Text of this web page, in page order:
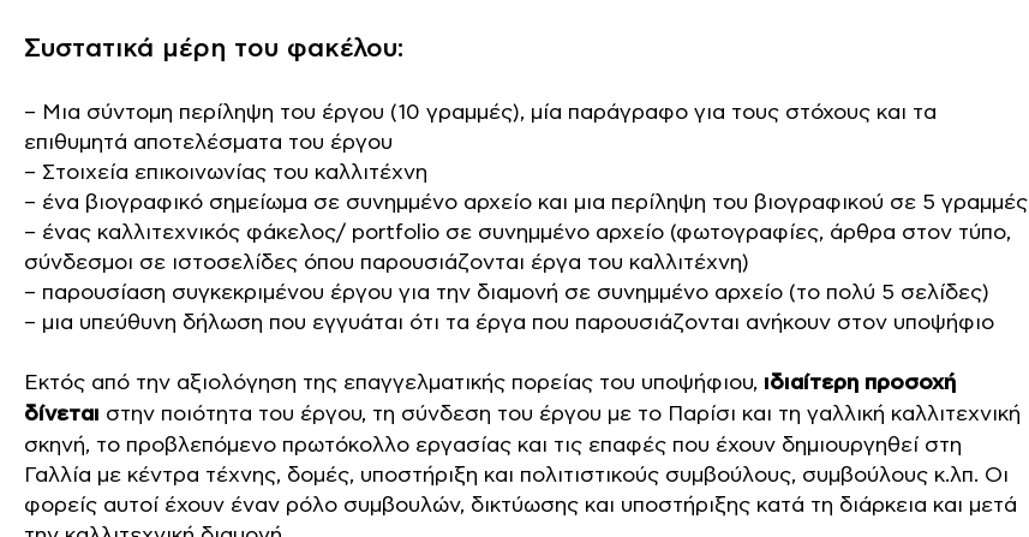
Συστατικά μέρη του φακέλου:
– Μια σύντομη περίληψη του έργου (10 γραμμές), μία παράγραφο για τους στόχους και τα
επιθυμητά αποτελέσματα του έργου
– Στοιχεία επικοινωνίας του καλλιτέχνη
– ένα βιογραφικό σημείωμα σε συνημμένο αρχείο και μια περίληψη του βιογραφικού σε 5 γραμμές
– ένας καλλιτεχνικός φάκελος/ portfolio σε συνημμένο αρχείο (φωτογραφίες, άρθρα στον τύπο,
σύνδεσμοι σε ιστοσελίδες όπου παρουσιάζονται έργα του καλλιτέχνη)
– παρουσίαση συγκεκριμένου έργου για την διαμονή σε συνημμένο αρχείο (το πολύ 5 σελίδες)
– μια υπεύθυνη δήλωση που εγγυάται ότι τα έργα που παρουσιάζονται ανήκουν στον υποψήφιο
Εκτός από την αξιολόγηση της επαγγελματικής πορείας του υποψήφιου, ιδιαίτερη προσοχή
δίνεται στην ποιότητα του έργου, τη σύνδεση του έργου με το Παρίσι και τη γαλλική καλλιτεχνική
σκηνή, το προβλεπόμενο πρωτόκολλο εργασίας και τις επαφές που έχουν δημιουργηθεί στη
Γαλλία με κέντρα τέχνης, δομές, υποστήριξη και πολιτιστικούς συμβούλους, συμβούλους κ.λπ. Οι
φορείς αυτοί έχουν έναν ρόλο συμβουλών, δικτύωσης και υποστήριξης κατά τη διάρκεια και μετά